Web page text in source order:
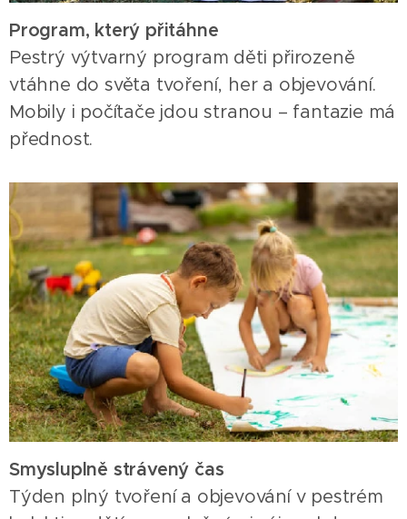
Program, který přitáhne
Pestrý výtvarný program děti přirozeně
vtáhne do světa tvoření, her a objevování.
Mobily i počítače jdou stranou – fantazie má
přednost.
Smysluplně strávený čas
Týden plný tvoření a objevování v pestrém